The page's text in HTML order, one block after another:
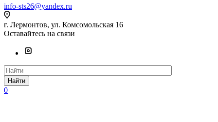
info-sts26@yandex.ru
г. Лермонтов, ул. Комсомольская 16
Оставайтесь на связи
Найти
0